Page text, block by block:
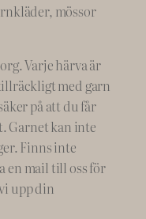
mössor
Varje härva är
med garn
på att du får
Garnet kan inte
Finns inte
en mail till oss för
upp din